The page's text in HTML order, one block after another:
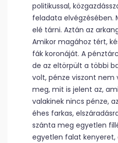
politikussal,
feladata elvégzésében.
elé tárni. Aztán az
Amikor magához tért,
fák koronáját. A
de az eltörpült a többi
volt, pénze viszont
meg, mit is jelent az,
valakinek nincs pénze,
éhes farkas,
szánta meg egyetlen
egyetlen falat kenyeret,